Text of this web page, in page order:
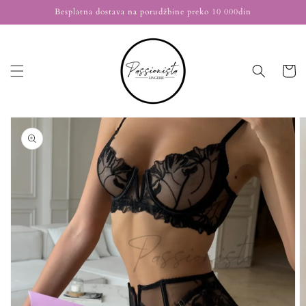
sadržaj
Besplatna dostava na porudžbine preko 10 000din
Korpa
proizvodu